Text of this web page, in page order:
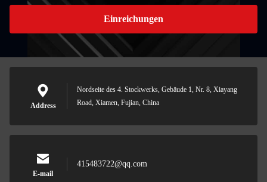
Einreichungen
Address
Nordseite des 4. Stockwerks, Gebäude 1, Nr. 8, Xiayang
Road, Xiamen, Fujian, China
E-mail
415483722@qq.com